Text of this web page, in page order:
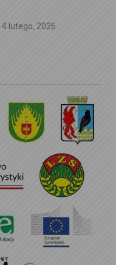
4 lutego, 2026